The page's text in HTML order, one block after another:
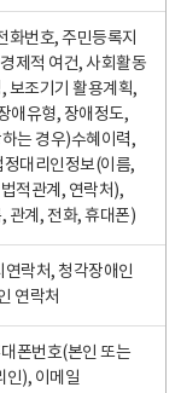
화번호, 주민등록지
제적 여건, 사회활동
보조기기 활용계획,
애유형, 장애정도,
는 경우)수혜이력,
대리인정보(이름,
적관계, 연락처),
관계, 전화, 휴대폰)
락처, 청각장애인
연락처
폰번호(본인 또는
인), 이메일